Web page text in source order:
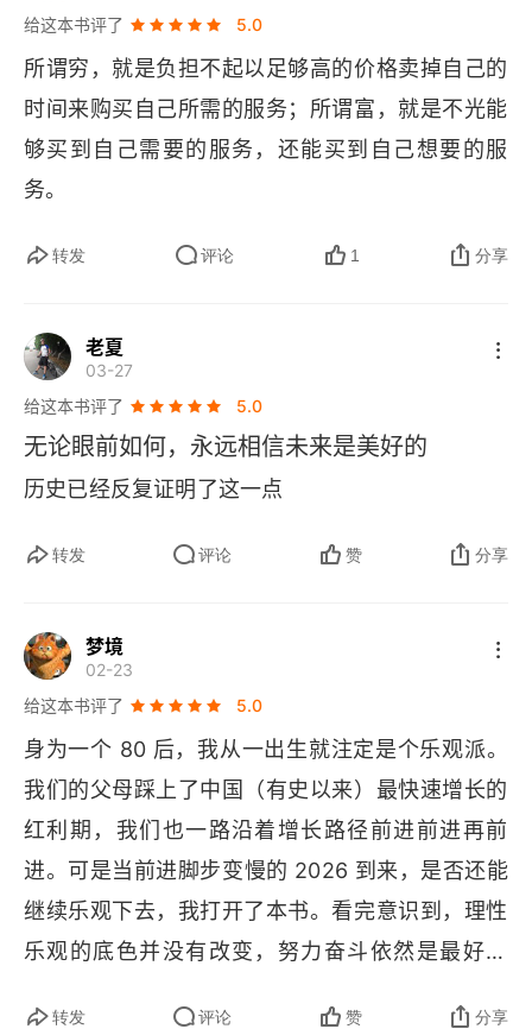
股必然的潮流。它是迎头向前的涨潮，而非势如山
底是基于什么样的原理，我们明明看到身后除了进
步别无他物，却仍以为眼前只有堕落，再没有别的
呢？…… 因为投入创新的资金太少，投入资产价格
通胀、战争、贪污腐败、奢侈品或盗窃的钱太多。
诚如以赛亚・伯林所说：“为了追求统治者声称是自
要控制别人，哪怕他是你的孩子；也不要过于依赖
别人，哪怕他声称愿意为你效劳。你需要的仅仅是
“被讨厌的勇气” 与 “允许自我改变的开放精神”。
有它们，你的独一无二、你的勤劳奋进，就足够为
你带来幸福。人类社会从自然经济转向商品经济之
后，财富的多少并不取决于人均占有自然资源的多
少，而是取决于人们彼此交换产品和服务的频次。
给这本书评了
5.0
所谓穷，就是负担不起以足够高的价格卖掉自己的
时间来购买自己所需的服务；所谓富，就是不光能
够买到自己需要的服务，还能买到自己想要的服
务。
转发 评论 1 分享
老夏
03-27
给这本书评了
5.0
无论眼前如何，永远相信未来是美好的
历史已经反复证明了这一点
转发 评论 赞 分享
梦境
02-23
给这本书评了
5.0
身为一个 80 后，我从一出生就注定是个乐观派。
我们的父母踩上了中国（有史以来）最快速增长的
红利期，我们也一路沿着增长路径前进前进再前
进。可是当前进脚步变慢的 2026 到来，是否还能
继续乐观下去，我打开了本书。看完意识到，理性
乐观的底色并没有改变，努力奋斗依然是最好选
转发 评论 赞 分享